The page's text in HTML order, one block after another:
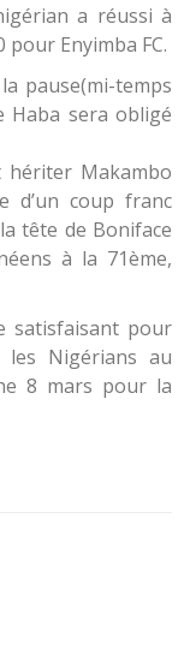
a réussi à
Enyimba FC.
pause(mi-temps
Haba sera obligé
hériter Makambo
d’un coup franc
tête de Boniface
à la 71ème,
satisfaisant pour
les Nigérians au
8 mars pour la